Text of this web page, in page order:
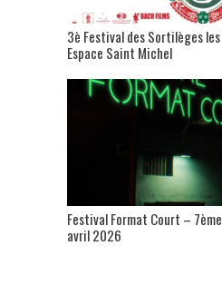
3è Festival des Sortilèges
Espace Saint Michel
Festival Format Court –
avril 2026